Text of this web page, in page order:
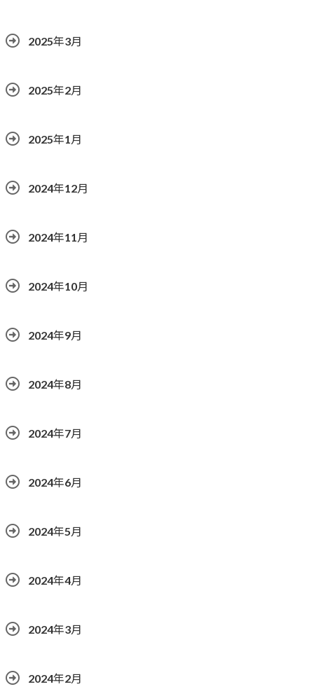
2025年3月
2025年2月
2025年1月
2024年12月
2024年11月
2024年10月
2024年9月
2024年8月
2024年7月
2024年6月
2024年5月
2024年4月
2024年3月
2024年2月